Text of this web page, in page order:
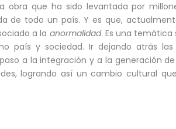
obra que ha sido levantada por
de todo un país. Y es que,
a la anormalidad. Es una temática
país y sociedad. Ir dejando atrás
a la integración y a la generación
logrando así un cambio cultural